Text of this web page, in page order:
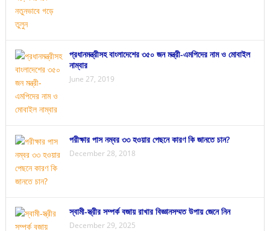
প্রধানমন্ত্রীসহ বাংলাদেশের ৩৫০ জন মন্ত্রী-এমপিদের নাম ও মোবাইল
নাম্বার
June 27, 2019
পরীক্ষার পাস নম্বর ৩৩ হওয়ার পেছনে কারণ কি জানতে চান?
December 28, 2018
স্বামী-স্ত্রীর সম্পর্ক বজায় রাখার বিজ্ঞানসম্মত উপায় জেনে নিন
December 29, 2025